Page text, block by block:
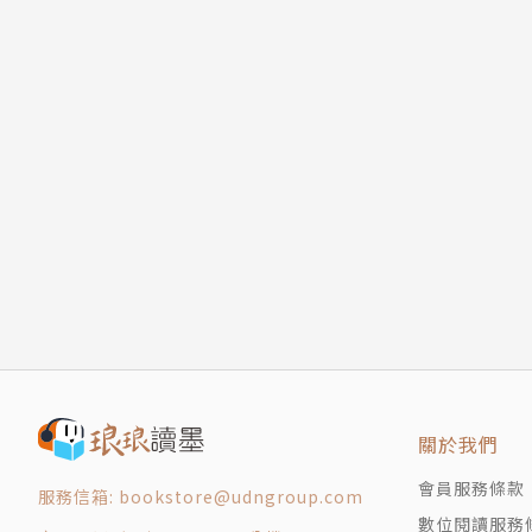
服務信箱: bookstore@udngroup.com
關於我們
會員服務條款
數位閱讀服務